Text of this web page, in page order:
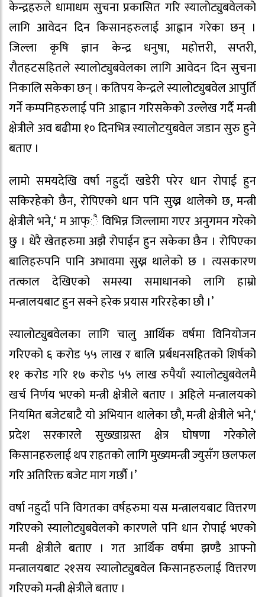
केन्द्रहरुले धामाधम सुचना प्रकासित गरि स्यालोट्युबवेलको
लागि आवेदन दिन किसानहरुलाई आह्वान गरेका छन् ।
जिल्ला कृषि ज्ञान केन्द्र धनुषा, महोत्तरी, सप्तरी,
रौतहटसहितले स्यालोट्युबवेलका लागि आवेदन दिन सुचना
निकालि सकेका छन् । कतिपय केन्द्रले स्यालोट्युबवेल आपुर्ति
गर्ने कम्पनिहरुलाई पनि आह्वान गरिसकेको उल्लेख गर्दै मन्त्री
क्षेत्रीले अव बढीमा १० दिनभित्र स्यालोटयुबवेल जडान सुरु हुने
बताए ।
लामो समयदेखि वर्षा नहुदाँ खडेरी परेर धान रोपाई हुन
सकिरहेको छैन, रोपिएको धान पनि सुख्न थालेको छ, मन्त्री
क्षेत्रीले भने,‘ म आफ्ै विभिन्न जिल्लामा गएर अनुगमन गरेको
छु । धेरै खेतहरुमा अझै रोपाईन हुन सकेका छैन । रोपिएका
बालिहरुपनि पानि अभावमा सुख्न थालेको छ । त्यसकारण
तत्काल देखिएको समस्या समाधानको लागि हाम्रो
मन्त्रालयबाट हुन सक्ने हरेक प्रयास गरिरहेका छौ ।’
स्यालोट्युबवेलका लागि चालु आर्थिक वर्षमा विनियोजन
गरिएको ६ करोड ५५ लाख र बालि प्रर्बधनसहितको शिर्षकोे
११ करोड गरि १७ करोड ५५ लाख रुपैयाँ स्यालोट्युबवेलमै
खर्च निर्णय भएको मन्त्री क्षेत्रीले बताए । अहिले मन्त्रालयको
नियमित बजेटबाटै यो अभियान थालेका छौ, मन्त्री क्षेत्रीले भने,‘
प्रदेश सरकारले सुख्खाग्रस्त क्षेत्र घोषणा गरेकोले
किसानहरुलाई थप राहतको लागि मुख्यमन्त्री ज्युसँग छलफल
गरि अतिरिक्त बजेट माग गर्छौ ।’
वर्षा नहुदाँ पनि विगतका वर्षहरुमा यस मन्त्रालयबाट वित्तरण
गरिएको स्यालोट्युबवेलको कारणले पनि धान रोपाई भएको
मन्त्री क्षेत्रीले बताए । गत आर्थिक वर्षमा झण्डै आफ्नो
मन्त्रालयबाट २१सय स्यालोट्युबवेल किसानहरुलाई वित्तरण
गरिएको मन्त्री क्षेत्रीले बताए ।